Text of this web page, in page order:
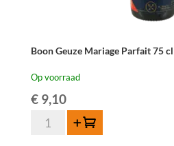
Boon Geuze Mariage Parfait 75 cl
Op voorraad
€9,10
Boon
Toevoegen